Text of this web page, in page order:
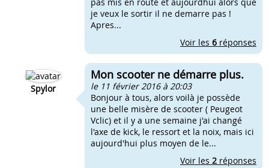
je veux le sortir il ne demarre pas !
Apres...
Voir les 6 réponses
Spylor
Mon scooter ne démarre plus.
le 11 février 2016 à 20:03
Bonjour à tous, alors voilà je possède
une belle misère de scooter ( Peugeot
Vclic) et il y a une semaine j'ai changé
l'axe de kick, le ressort et la noix, mais ici
aujourd'hui plus moyen de le...
Voir les 2 réponses